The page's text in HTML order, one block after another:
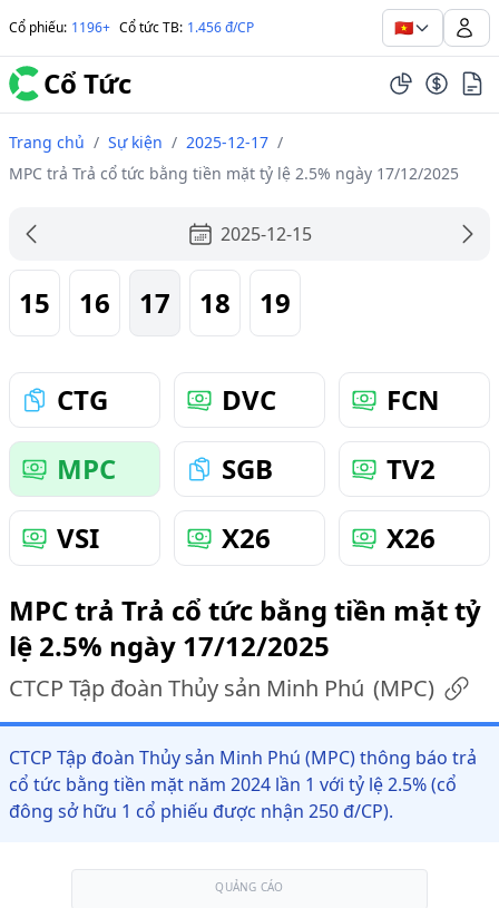
Cổ phiếu: 1196+ Cổ tức TB: 1.456 đ/CP 🇻🇳
Cổ Tức
Trang chủ / Sự kiện / 2025-12-17 /
MPC trả Trả cổ tức bằng tiền mặt tỷ lệ 2.5% ngày 17/12/2025
2025-12-15
15 16 17 18 19
CTG DVC
FCN
MPC
SGB
TV2
VSI
X26
X26
MPC trả Trả cổ tức bằng tiền mặt tỷ
lệ 2.5% ngày 17/12/2025
CTCP Tập đoàn Thủy sản Minh Phú (MPC)
CTCP Tập đoàn Thủy sản Minh Phú (MPC) thông báo trả
cổ tức bằng tiền mặt năm 2024 lần 1 với tỷ lệ 2.5% (cổ
đông sở hữu 1 cổ phiếu được nhận 250 đ/CP).
QUẢNG CÁO